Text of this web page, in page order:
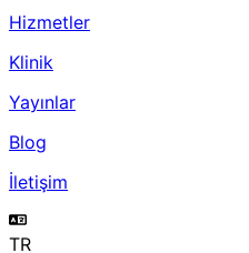
Hizmetler
Klinik
Yayınlar
Blog
İletişim
TR